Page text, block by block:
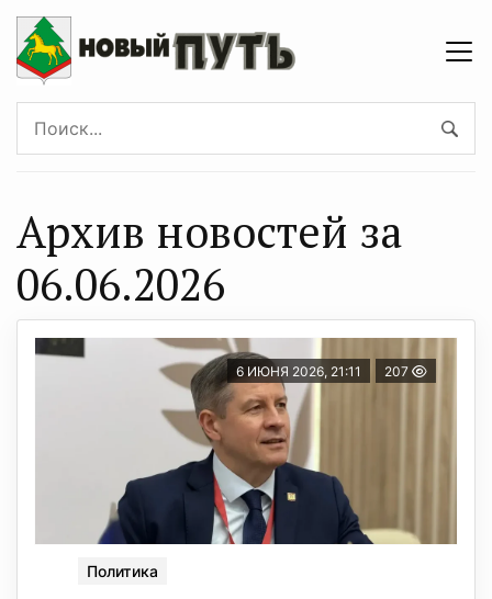
Архив новостей за
06.06.2026
6 ИЮНЯ 2026, 21:11 207
Политика